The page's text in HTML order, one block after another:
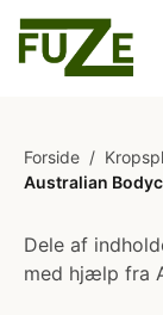
Forside /
Australian
Dele af
med hjælp fra